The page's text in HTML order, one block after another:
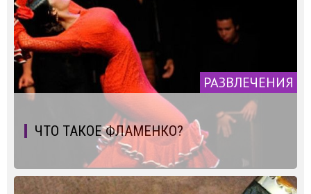
РАЗВЛЕЧЕНИЯ
ЧТО ТАКОЕ ФЛАМЕНКО?